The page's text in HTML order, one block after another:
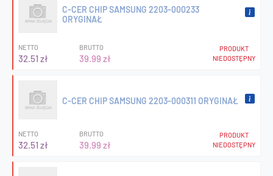
C-CER CHIP SAMSUNG 2203-000233
ORYGINAŁ
NETTO
32.51 zł
BRUTTO
39.99 zł
PRODUKT
NIEDOSTĘPNY
C-CER CHIP SAMSUNG 2203-000311 ORYGINAŁ
NETTO
32.51 zł
BRUTTO
39.99 zł
PRODUKT
NIEDOSTĘPNY